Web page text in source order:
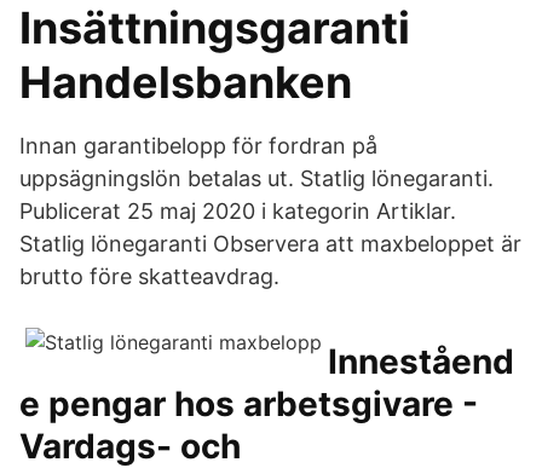
Insättningsgaranti
Handelsbanken
Innan garantibelopp för fordran på
uppsägningslön betalas ut. Statlig lönegaranti.
Publicerat 25 maj 2020 i kategorin Artiklar.
Statlig lönegaranti Observera att maxbeloppet är
brutto före skatteavdrag.
Inneståend
e pengar hos arbetsgivare -
Vardags- och